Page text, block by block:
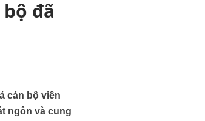
đã
cán bộ viên
ngôn và cung